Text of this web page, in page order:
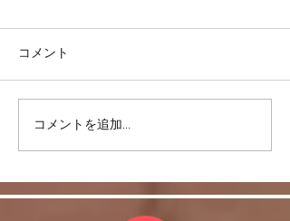
皆さまの愛情に支えら
れ、無事、おさらい会終
コメント
コメントを追加…